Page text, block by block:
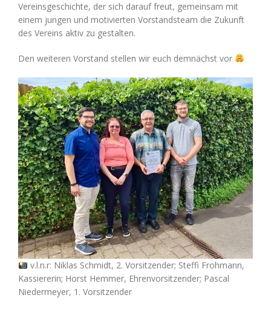
Vereinsgeschichte, der sich darauf freut, gemeinsam mit
einem jungen und motivierten Vorstandsteam die Zukunft
des Vereins aktiv zu gestalten.
Den weiteren Vorstand stellen wir euch demnächst vor
v.l.n.r: Niklas Schmidt, 2. Vorsitzender; Steffi Frohmann,
Kassiererin; Horst Hemmer, Ehrenvorsitzender; Pascal
Niedermeyer, 1. Vorsitzender